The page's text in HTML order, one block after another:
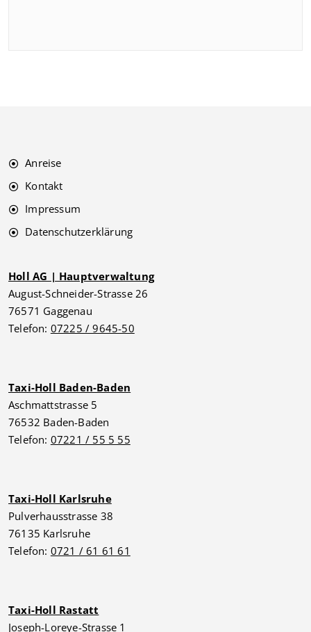
Anreise
Kontakt
Impressum
Datenschutzerklärung
Holl AG | Hauptverwaltung
August-Schneider-Strasse 26
76571 Gaggenau
Telefon: 07225 / 9645-50
Taxi-Holl Baden-Baden
Aschmattstrasse 5
76532 Baden-Baden
Telefon: 07221 / 55 5 55
Taxi-Holl Karlsruhe
Pulverhausstrasse 38
76135 Karlsruhe
Telefon: 0721 / 61 61 61
Taxi-Holl Rastatt
Joseph-Loreye-Strasse 1